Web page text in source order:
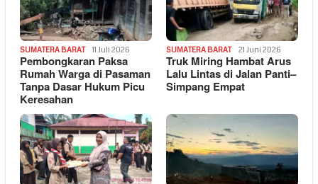
SUMATERA BARAT 11 Juli 2026
Pembongkaran Paksa
Rumah Warga di Pasaman
Tanpa Dasar Hukum Picu
Keresahan
SUMATERA BARAT 21 Juni 2026
Truk Miring Hambat Arus
Lalu Lintas di Jalan Panti–
Simpang Empat